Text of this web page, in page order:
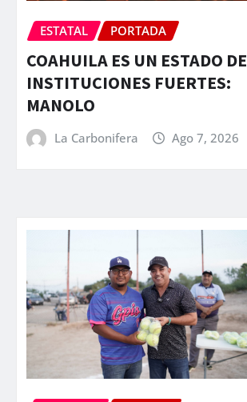
ESTATAL PORTADA
COAHUILA ES UN ESTADO DE
INSTITUCIONES FUERTES:
MANOLO
La Carbonifera Ago 7, 2026